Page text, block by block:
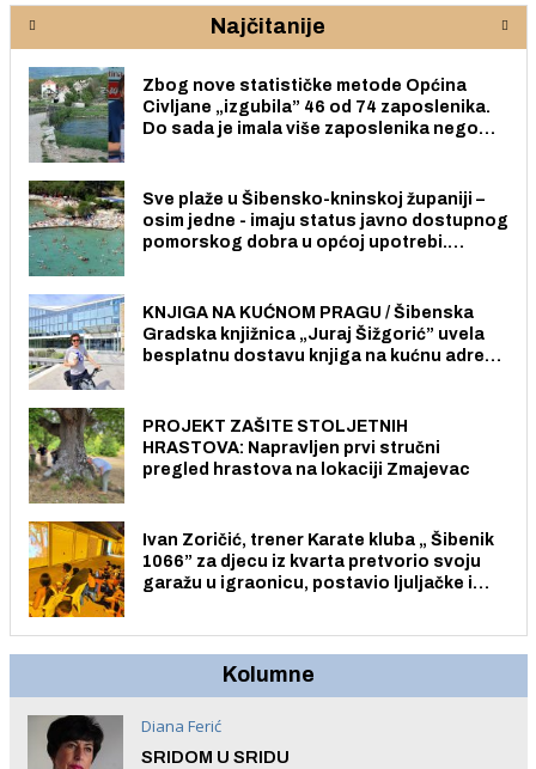
Najčitanije
Zbog nove statističke metode Općina
Civljane „izgubila” 46 od 74 zaposlenika.
Do sada je imala više zaposlenika nego
Sve plaže u Šibensko-kninskoj županiji –
osim jedne - imaju status javno dostupnog
pomorskog dobra u općoj upotrebi.
KNJIGA NA KUĆNOM PRAGU / Šibenska
Gradska knjižnica „Juraj Šižgorić” uvela
besplatnu dostavu knjiga na kućnu adresu
PROJEKT ZAŠITE STOLJETNIH
HRASTOVA: Napravljen prvi stručni
pregled hrastova na lokaciji Zmajevac
Ivan Zoričić, trener Karate kluba „ Šibenik
1066” za djecu iz kvarta pretvorio svoju
garažu u igraonicu, postavio ljuljačke i
Kolumne
Diana Ferić
SRIDOM U SRIDU